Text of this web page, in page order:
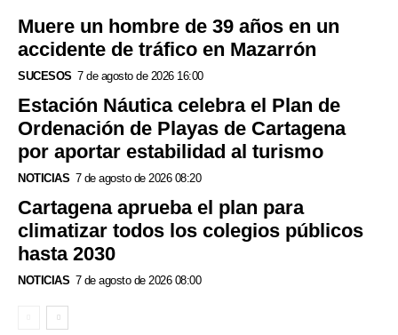
Muere un hombre de 39 años en un
accidente de tráfico en Mazarrón
SUCESOS 7 de agosto de 2026 16:00
Estación Náutica celebra el Plan de
Ordenación de Playas de Cartagena
por aportar estabilidad al turismo
NOTICIAS 7 de agosto de 2026 08:20
Cartagena aprueba el plan para
climatizar todos los colegios públicos
hasta 2030
NOTICIAS 7 de agosto de 2026 08:00